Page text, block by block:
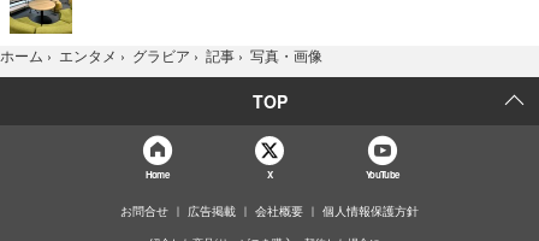
ホーム › エンタメ › グラビア › 記事 › 写真・画像
TOP
Home X YouTube
お問合せ 広告掲載 会社概要 個人情報保護方針